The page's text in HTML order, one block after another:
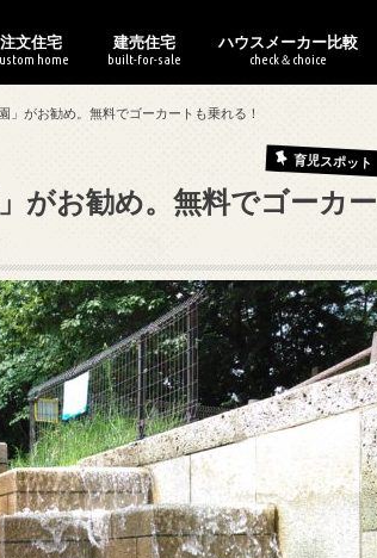
注文住宅
home
建売住宅
built-for-sale
ハウスメーカー比較
check＆choice
」がお勧め。無料でゴーカートも乗れる！
育児スポット
がお勧め。無料でゴーカー